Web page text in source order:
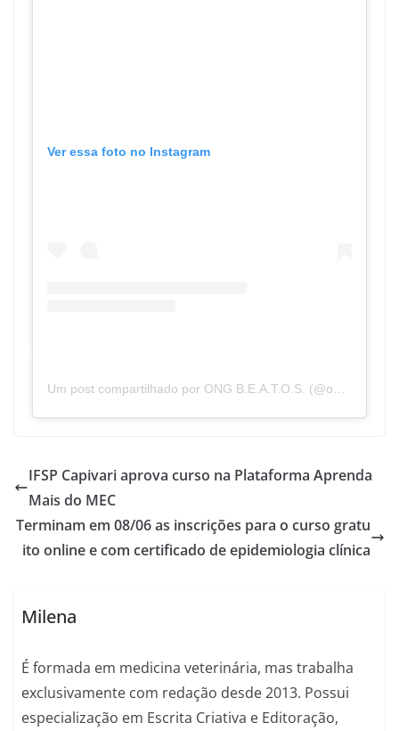
Ver essa foto no Instagram
Um post compartilhado por ONG B.E.A.T.O.S. (@ongbeatosoficial)
IFSP Capivari aprova curso na Plataforma Aprenda
Mais do MEC
Terminam em 08/06 as inscrições para o curso gratu
ito online e com certificado de epidemiologia clínica
Milena
É formada em medicina veterinária, mas trabalha
exclusivamente com redação desde 2013. Possui
especialização em Escrita Criativa e Editoração,